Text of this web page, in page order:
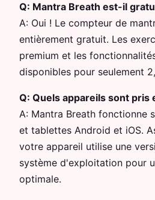
Q: Mantra Breath est-il
A: Oui ! Le compteur de
entièrement gratuit. Les
premium et les
disponibles pour seulement
Q: Quels appareils sont pris
A: Mantra Breath fonctionne
et tablettes Android et iOS.
votre appareil utilise une
système d'exploitation pour
optimale.